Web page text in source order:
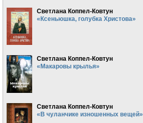
Светлана Коппел-Ковтун
«Ксеньюшка, голубка Христова»
Светлана Коппел-Ковтун
«Макаровы крылья»
Светлана Коппел-Ковтун
«В чуланчике изношенных вещей»